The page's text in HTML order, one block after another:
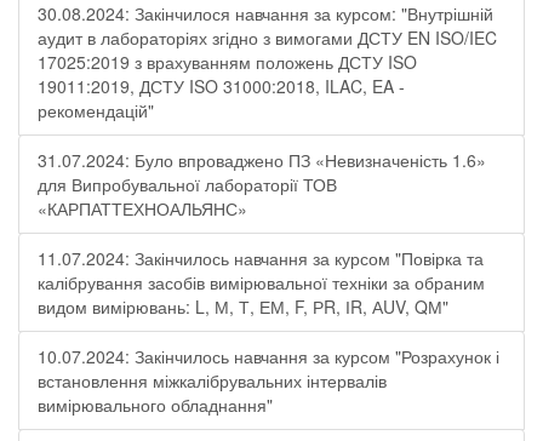
30.08.2024: Закінчилося навчання за курсом: "Внутрішній
аудит в лабораторіях згідно з вимогами ДСТУ EN ISO/IEC
17025:2019 з врахуванням положень ДСТУ ISO
19011:2019, ДСТУ ISO 31000:2018, ILAC, EA -
рекомендацій"
31.07.2024: Було впроваджено ПЗ «Невизначеність 1.6»
для Випробувальної лабораторії ТОВ
«КАРПАТТЕХНОАЛЬЯНС»
11.07.2024: Закінчилось навчання за курсом "Повірка та
калібрування засобів вимірювальної техніки за обраним
видом вимірювань: L, М, Т, ЕМ, F, РR, ІR, АUV, QМ"
10.07.2024: Закінчилось навчання за курсом "Розрахунок і
встановлення міжкалібрувальних інтервалів
вимірювального обладнання"